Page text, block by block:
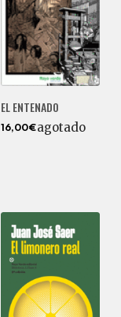
EL ENTENADO
16,00€agotado